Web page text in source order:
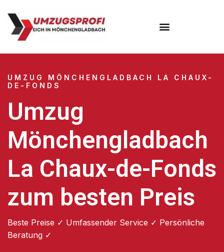
UMZUG MÖNCHENGLADBACH LA CHAUX-
DE-FONDS
Umzug
Mönchengladbach
La Chaux-de-Fonds
zum besten Preis
Beste Preise ✓ Umfassender Service ✓ Persönliche
Beratung ✓